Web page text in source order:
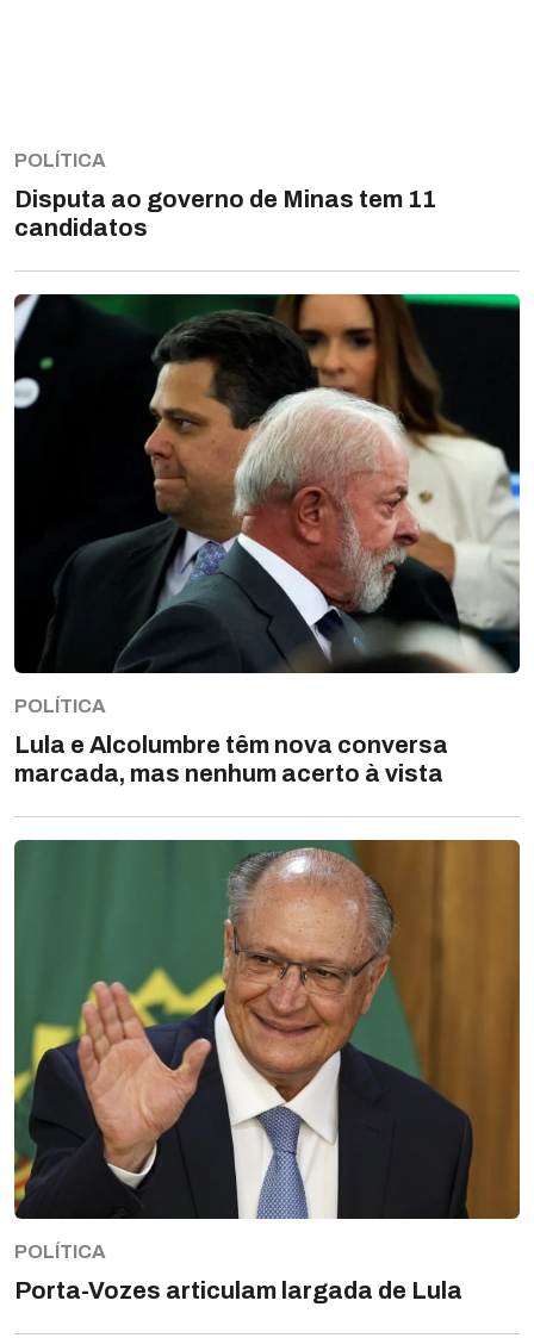
POLÍTICA
Disputa ao governo de Minas tem 11
candidatos
POLÍTICA
Lula e Alcolumbre têm nova conversa
marcada, mas nenhum acerto à vista
POLÍTICA
Porta-Vozes articulam largada de Lula